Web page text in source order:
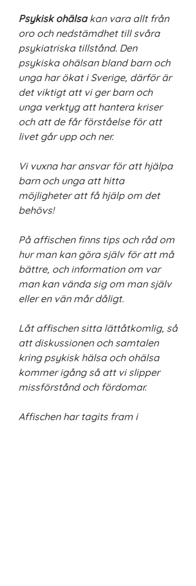
Psykisk ohälsakan vara allt från
oro och nedstämdhet till svåra
psykiatriska tillstånd. Den
psykiska ohälsan bland barn och
unga har ökat i Sverige, därför är
det viktigt att vi ger barn och
unga verktyg att hantera kriser
och att de får förståelse för att
livet går upp och ner.
Vi vuxna har ansvar för att hjälpa
barn och unga att hitta
möjligheter att få hjälp om det
behövs!
På affischen finns tips och råd om
hur man kan göra själv för att må
bättre, och information om var
man kan vända sig om man själv
eller en vän mår dåligt.
Låt affischen sitta lättåtkomlig, så
att diskussionen och samtalen
kring psykisk hälsa och ohälsa
kommer igång så att vi slipper
missförstånd och fördomar.
Affischen har tagits fram i